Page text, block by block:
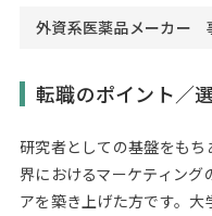
外資系医薬品メーカー
転職のポイント／
研究者としての基盤をも
界におけるマーケティング
アを築き上げた方です。